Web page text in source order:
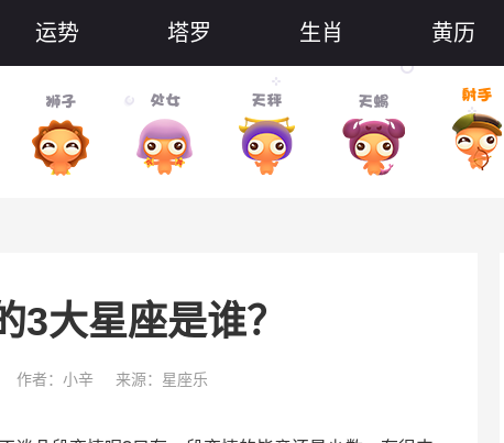
运势 塔罗 生肖 黄历
3大星座是谁？
作者：小辛 来源：星座乐